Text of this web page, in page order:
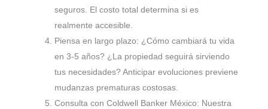
seguros. El costo total determina si es
realmente accesible.
Piensa en largo plazo: ¿Cómo cambiará tu vida
en 3-5 años? ¿La propiedad seguirá sirviendo
tus necesidades? Anticipar evoluciones previene
mudanzas prematuras costosas.
Consulta con Coldwell Banker México: Nuestra